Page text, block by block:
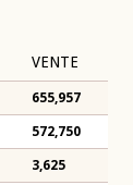
VENTE
655,957
572,750
3,625